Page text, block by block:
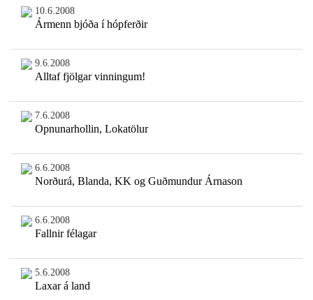
10.6.2008
Ármenn bjóða í hópferðir
9.6.2008
Alltaf fjölgar vinningum!
7.6.2008
Opnunarhollin, Lokatölur
6.6.2008
Norðurá, Blanda, KK og Guðmundur Árnason
6.6.2008
Fallnir félagar
5.6.2008
Laxar á land